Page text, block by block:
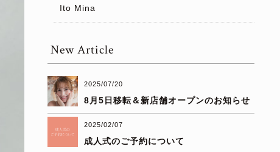
Ito Mina
New Article
2025/07/20
8月5日移転＆新店舗オープンのお知らせ
2025/02/07
成人式のご予約について